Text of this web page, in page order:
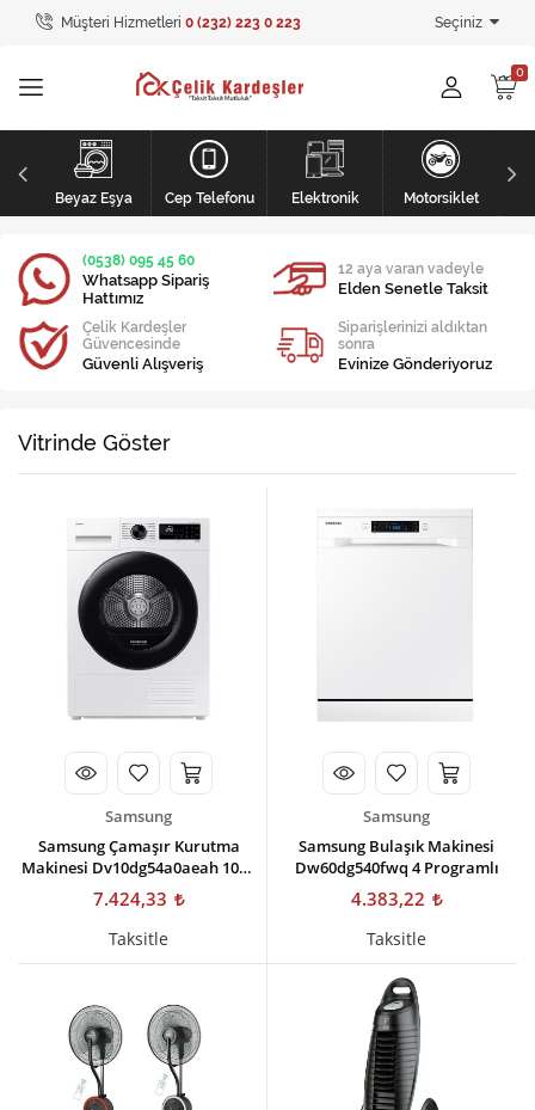
Müşteri Hizmetleri 0 (232) 223 0 223 Seçiniz
Tüm Kategoriler
Ev Tekstili
GİYİM
Kişisel Bakım
Elektronik
Motorsikletler
Beyaz Eşya
Cep Telefonu Elektronik Motorsiklet
(0538) 095 45 60
Whatsapp Sipariş
Hattımız
12 aya varan vadeyle
Elden Senetle Taksit
Çelik Kardeşler
Güvencesinde
Güvenli Alışveriş
Siparişlerinizi aldıktan
sonra
Evinize Gönderiyoruz
Vitrinde Göster
Samsung
Samsung Çamaşır Kurutma
Makinesi Dv10dg54a0aeah 10kg
Isı Pompalı
7.424,33
Taksitle
Samsung
Samsung Bulaşık Makinesi
Dw60dg540fwq 4 Programlı
4.383,22
Taksitle